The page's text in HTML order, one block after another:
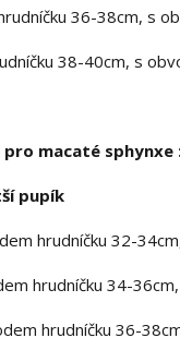
36-38cm, s
38-40cm, s
macaté sphynxe
pupík
hrudníčku 32-
hrudníčku 34-
hrudníčku 36-